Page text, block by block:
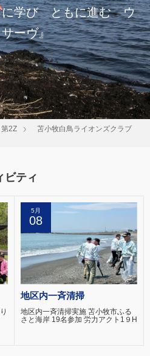
に学び ともに進む ウ
サーヴ』
2Z
苫小牧白鳥ライオンズクラブ
ビティ
5月
08
地区内一斉清掃
地区内一斉清掃実施 苫小牧市ふる
さと海岸 19名参加 労力アクト1９H